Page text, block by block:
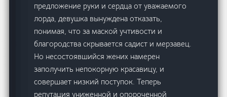
предложение руки и сердца от уважаемого
лорда, девушка вынуждена отказать,
понимая, что за маской учтивости и
благородства скрывается садист и мерзавец.
Но несостоявшийся жених намерен
заполучить непокорную красавицу, и
совершает низкий поступок. Теперь
репутация униженной и опороченной